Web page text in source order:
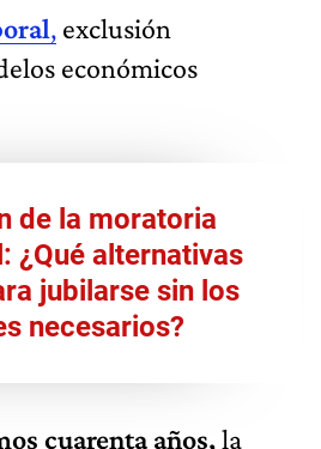
, exclusión
económicos
de la moratoria
¿Qué alternativas
jubilarse sin los
necesarios?
cuarenta años,la